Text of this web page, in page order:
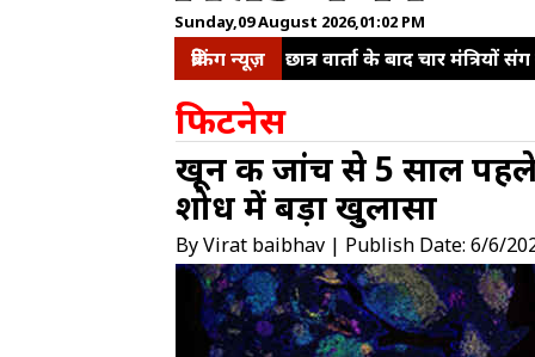
Sunday,09 August 2026,01:02 PM
ब्रेकिंग न्यूज़ छात्र वार्ता के बाद चार
योजनाओं से मिली नई ताकत:
जवाब
राहुल गांधी को
के लिए 2 अरब डॉलर निवेश का
फिटनेस
खून की जांच से 5 साल
शोध में बड़ा खुलासा
By Virat baibhav | Publish Date: 6/6/